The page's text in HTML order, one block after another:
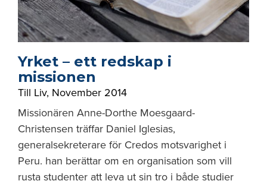
Yrket – ett redskap i
missionen
Till Liv, November 2014
Missionären Anne-Dorthe Moesgaard-
Christensen träffar Daniel Iglesias,
generalsekreterare för Credos motsvarighet i
Peru. han berättar om en organisation som vill
rusta studenter att leva ut sin tro i både studier